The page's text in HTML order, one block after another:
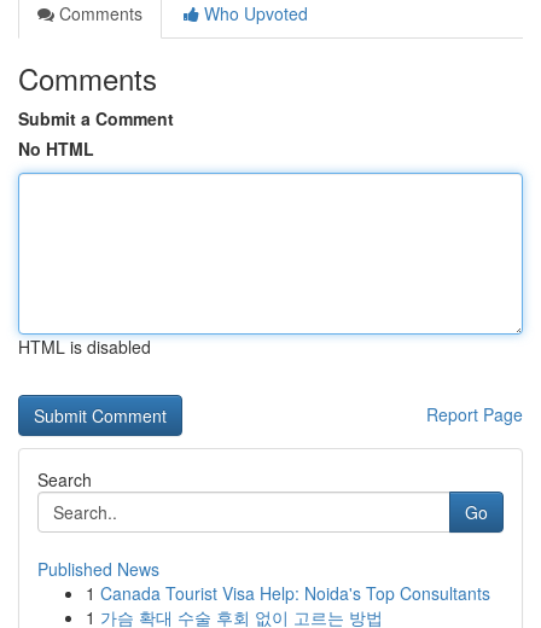
Comments
Who Upvoted
Comments
Submit a Comment
No HTML
HTML is disabled
Report Page
Search
Go
Published News
1 Canada Tourist Visa Help: Noida's Top Consultants
1 가슴 확대 수술 후회 없이 고르는 방법